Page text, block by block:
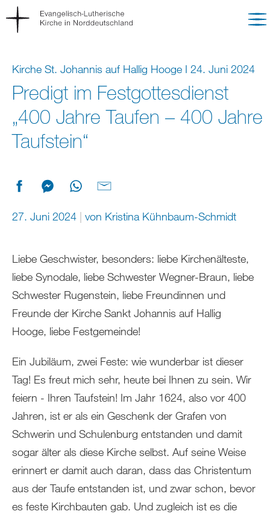
Kirche St. Johannis auf Hallig Hooge I 24. Juni 2024
Predigt im Festgottesdienst
„400 Jahre Taufen – 400 Jahre
Taufstein“
27. Juni 2024 von Kristina Kühnbaum-Schmidt
Liebe Geschwister, besonders: liebe Kirchenälteste,
liebe Synodale, liebe Schwester Wegner-Braun, liebe
Schwester Rugenstein, liebe Freundinnen und
Freunde der Kirche Sankt Johannis auf Hallig
Hooge, liebe Festgemeinde!
Ein Jubiläum, zwei Feste: wie wunderbar ist dieser
Tag! Es freut mich sehr, heute bei Ihnen zu sein. Wir
feiern - Ihren Taufstein! Im Jahr 1624, also vor 400
Jahren, ist er als ein Geschenk der Grafen von
Schwerin und Schulenburg entstanden und damit
sogar älter als diese Kirche selbst. Auf seine Weise
erinnert er damit auch daran, dass das Christentum
aus der Taufe entstanden ist, und zwar schon, bevor
es feste Kirchbauten gab. Und zugleich ist es die